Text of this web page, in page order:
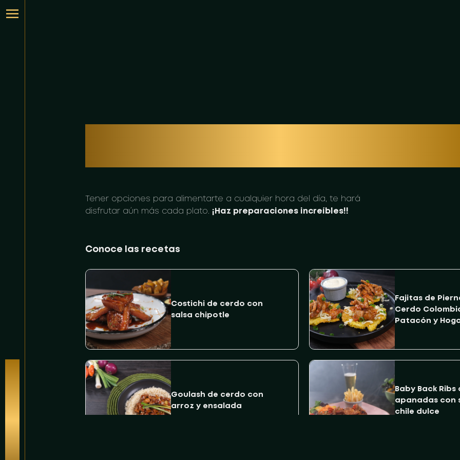
Para todos los días
Tener opciones para alimentarte a cualquier hora del día, te hará
disfrutar aún más cada plato. ¡Haz preparaciones increíbles!!
Conoce las recetas
Costichi de cerdo con
salsa chipotle
Fajitas de
Cerdo
Patacón y
Goulash de cerdo con
arroz y ensalada
Baby Back Ribs
apanadas con
chile dulce